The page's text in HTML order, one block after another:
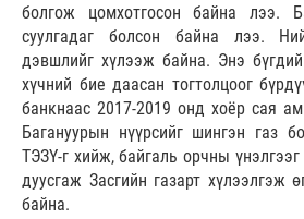
болгож цомхотгосон байна лээ.
суулгадаг болсон байна лээ.
дэвшлийг хүлээж байна. Энэ
хүчний бие даасан тогтолцоог
банкнаас 2017-2019 онд хоёр сая
Багануурын нүүрсийг шингэн газ
ТЭЗҮ-г хийж, байгаль орчны
дуусгаж Засгийн газарт хүлээлгэж
байна.